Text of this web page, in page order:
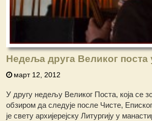
Недеља друга Великог поста
март 12, 2012
У другу недељу Великог Поста, која се
обзиром да следује после Чисте,
је свету архијерејску Литургију у